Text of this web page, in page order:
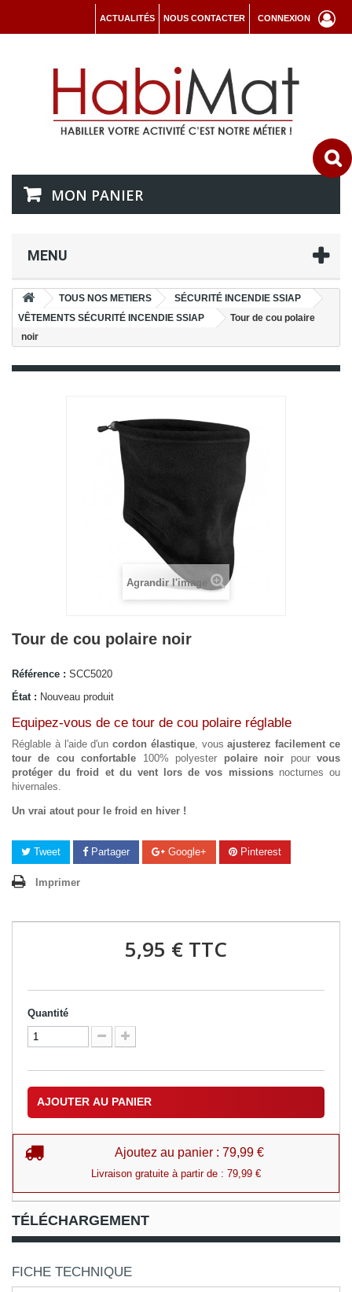
CONNEXION
NOUS CONTACTER
ACTUALITÉS
MON PANIER
MENU
TOUS NOS METIERS
SÉCURITÉ INCENDIE SSIAP
VÊTEMENTS SÉCURITÉ INCENDIE SSIAP
Tour de cou polaire
noir
Agrandir l'image
Tour de cou polaire noir
Référence : SCC5020
État : Nouveau produit
Equipez-vous de ce tour de cou polaire réglable
Réglable à l'aide d'uncordon élastique, vousajusterez facilement ce
tour de cou confortable 100% polyester polaire noir pourvous
protéger du froid et du vent lors de vos missionsnocturnes ou
hivernales.
Un vrai atout pour le froid en hiver !
Tweet Partager Google+ Pinterest
Imprimer
5,95 € TTC
Quantité
AJOUTER AU PANIER
Ajoutez au panier : 79,99 €
Livraison gratuite à partir de : 79,99 €
TÉLÉCHARGEMENT
FICHE TECHNIQUE